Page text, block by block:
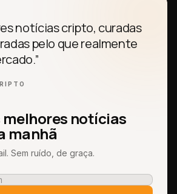
notícias cripto, curadas
pelo que realmente
melhores notícias
manhã
Sem ruído, de graça.